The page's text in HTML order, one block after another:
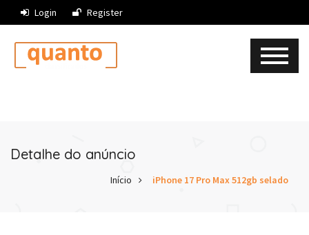
Login Register
Detalhe do anúncio
Início iPhone 17 Pro Max 512gb selado